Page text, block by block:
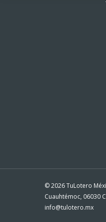
© 2026 TuLotero
Cuauhtémoc, 06030
info@tulotero.mx